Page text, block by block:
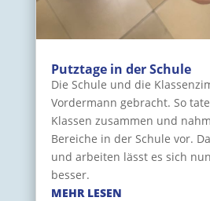
Putztage in der Schule
Die Schule und die
Vordermann gebracht. So
Klassen zusammen und
Bereiche in der Schule vor.
und arbeiten lässt es sich
besser.
MEHR LESEN